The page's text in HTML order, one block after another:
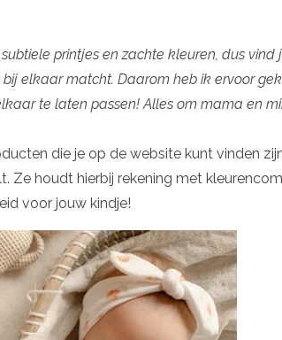
subtiele printjes en zachte kleuren, dus
elkaar matcht. Daarom heb ik ervoor
te laten passen! Alles om mama en
die je op de website kunt vinden
Ze houdt hierbij rekening met
voor jouw kindje!